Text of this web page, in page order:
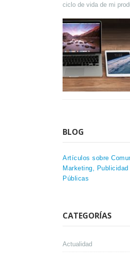
ciclo de vida de mi
BLOG
Artículos sobre
Marketing,
Públicas
CATEGORÍAS
Actualidad